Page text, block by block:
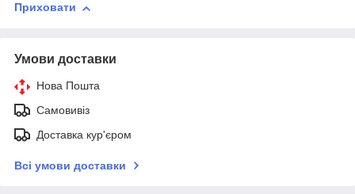
Приховати
Умови доставки
Нова Пошта
Самовивіз
Доставка кур'єром
Всі умови доставки